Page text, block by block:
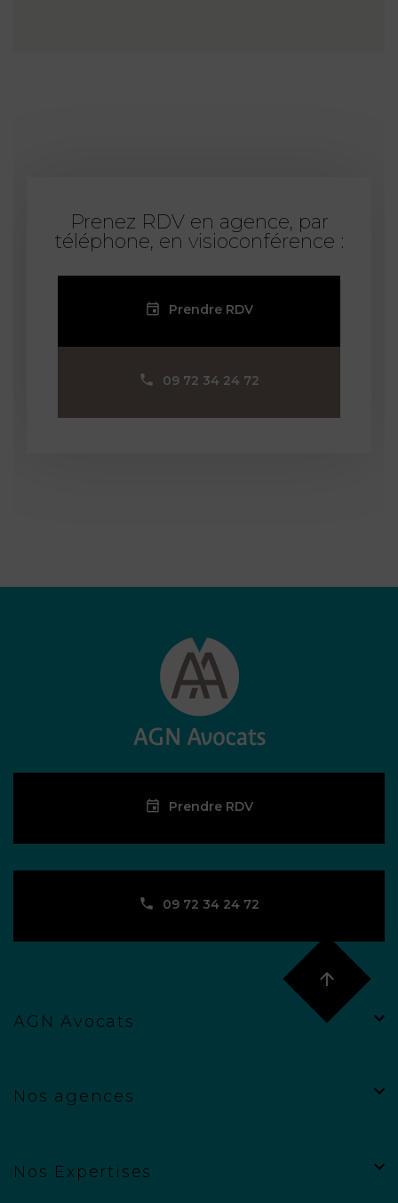
Prenez RDV en agence, par
téléphone, en visioconférence :
Prendre RDV
09 72 34 24 72
Prendre RDV
09 72 34 24 72
AGN Avocats
Nos agences
Nos Expertises